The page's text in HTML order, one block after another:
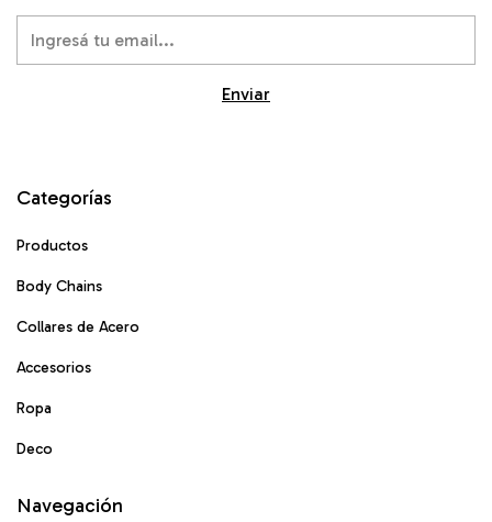
Categorías
Productos
Body Chains
Collares de Acero
Accesorios
Ropa
Deco
Navegación